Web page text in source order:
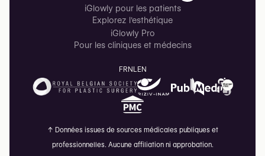
iGlowly pour les patients
Explorez l'esthétique
iGlowly Pro
Pour les cliniques et médecins
FRNLEN
↑ Données issues de sources médicales publiques et
professionnelles. Aucune affiliation ni approbation.